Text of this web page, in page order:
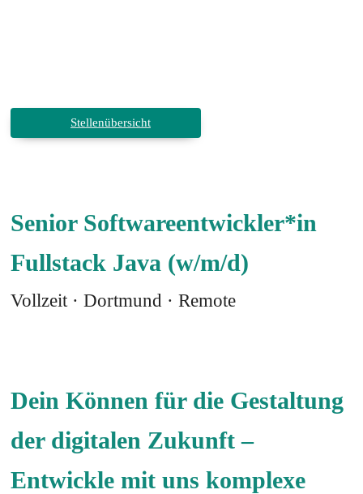
Stellenübersicht
Senior Softwareentwickler*in
Fullstack Java (w/m/d)
Vollzeit · Dortmund · Remote
Dein Können für die Gestaltung
der digitalen Zukunft –
Entwickle mit uns komplexe